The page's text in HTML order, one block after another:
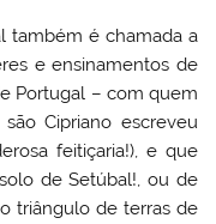
também é chamada a
e ensinamentos de
Portugal – com quem
Cipriano escreveu
feitiçaria!), e que
de Setúbal!, ou de
triângulo de terras de